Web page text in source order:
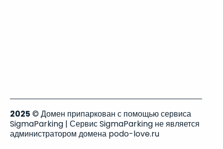
2025 © Домен припаркован с помощью сервиса
SigmaParking | Сервис SigmaParking не является
администратором домена podo-love.ru